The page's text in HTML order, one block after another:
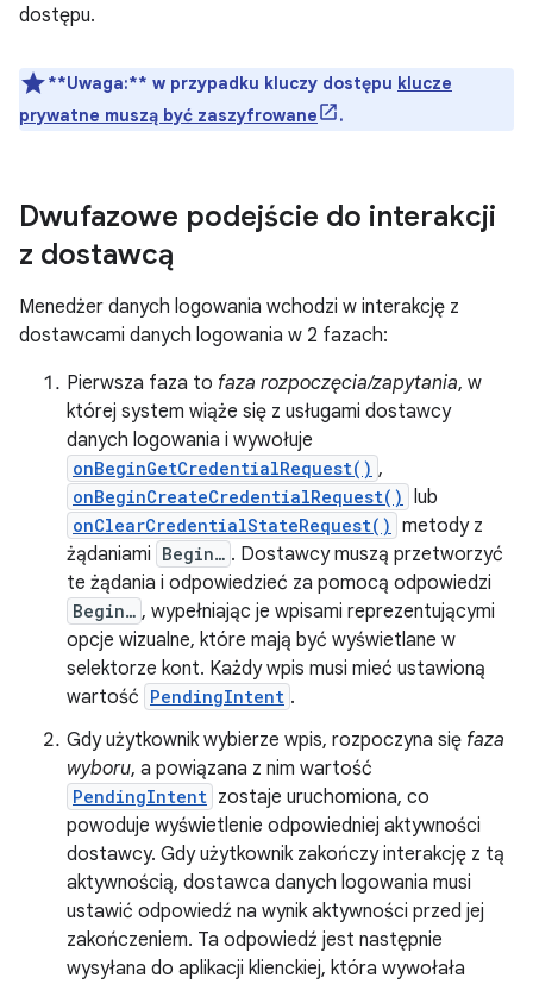
dostępu.
**Uwaga:** w przypadku kluczy dostępu klucze
prywatne muszą być zaszyfrowane
.
Dwufazowe podejście do interakcji
z dostawcą
Menedżer danych logowania wchodzi w interakcję z
dostawcami danych logowania w 2 fazach:
Pierwsza faza to faza rozpoczęcia/zapytania, w
której system wiąże się z usługami dostawcy
danych logowania i wywołuje
onBeginGetCredentialRequest() ,
onBeginCreateCredentialRequest() lub
onClearCredentialStateRequest() metody z
żądaniami Begin… . Dostawcy muszą przetworzyć
te żądania i odpowiedzieć za pomocą odpowiedzi
Begin… , wypełniając je wpisami reprezentującymi
opcje wizualne, które mają być wyświetlane w
selektorze kont. Każdy wpis musi mieć ustawioną
wartość PendingIntent .
Gdy użytkownik wybierze wpis, rozpoczyna się faza
wyboru, a powiązana z nim wartość
PendingIntent zostaje uruchomiona, co
powoduje wyświetlenie odpowiedniej aktywności
dostawcy. Gdy użytkownik zakończy interakcję z tą
aktywnością, dostawca danych logowania musi
ustawić odpowiedź na wynik aktywności przed jej
zakończeniem. Ta odpowiedź jest następnie
wysyłana do aplikacji klienckiej, która wywołała